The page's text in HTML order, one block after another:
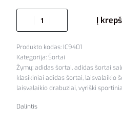
Į
IC9401
Kategorija:Šortai
Žymų:adidas šortai,adidas šortai
klasikiniai adidas šortai, laisvalaikio
laisvalaikio drabuziai,vyriški
Dalintis